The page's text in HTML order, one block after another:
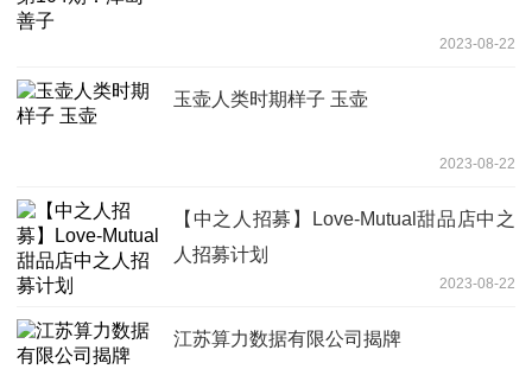
2023-08-22
玉壶人类时期样子 玉壶
2023-08-22
【中之人招募】Love-Mutual甜品店中之
人招募计划
2023-08-22
江苏算力数据有限公司揭牌